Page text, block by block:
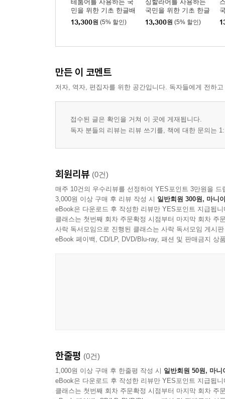
테툼어를 사용하는 국
민을 위한 기초 한글배
우기(동티모르)
13,300원 (5% 할인)
싱할라어를 사용하는
국민을 위한 기초 한글
배우기(스리랑카)
13,300원 (5% 할인)
만든 이 코멘트
저자, 역자, 편집자를 위한 공간입니다. 독자들에게 전하
접수된 글은 확인을 거쳐 이 곳에 게재됩니다.
독자 분들의 리뷰는 리뷰 쓰기를, 책에 대한 문의는
회원리뷰 (0건)
매주 10건의 우수리뷰를 선정하여 YES포인트 3만원을 드
3,000원 이상 구매 후 리뷰 작성 시 일반회원 300원, 마니
eBook은 다운로드 후 작성한 리뷰만 YES포인트 지급됩니
클래스는 첫번째 회차 주문확정 시점부터 마지막 회차 주
사락 독서모임으로 진행된 클래스는 사락 독서모임 게시
eBook 페이백, CD/LP, DVD/Blu-ray, 패션 및 판매금지 상
한줄평 (0건)
1,000원 이상 구매 후 한줄평 작성 시 일반회원 50원, 마니
eBook은 다운로드 후 작성한 리뷰만 YES포인트 지급됩니
클래스는 첫번째 회차 주문확정 시점부터 마지막 회차 주